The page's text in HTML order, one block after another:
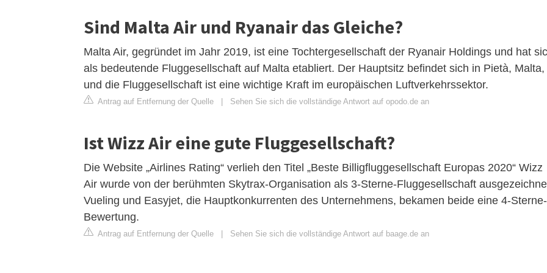
Sind Malta Air und Ryanair das Gleiche?
Malta Air, gegründet im Jahr 2019, ist eine Tochtergesellschaft der Ryanair Holdings und hat
als bedeutende Fluggesellschaft auf Malta etabliert. Der Hauptsitz befindet sich in Pietà, Malta,
und die Fluggesellschaft ist eine wichtige Kraft im europäischen Luftverkehrssektor.
Antrag auf Entfernung der Quelle | Sehen Sie sich die vollständige Antwort auf opodo.de an
Ist Wizz Air eine gute Fluggesellschaft?
Die Website „Airlines Rating“ verlieh den Titel „Beste Billigfluggesellschaft Europas 2020“ Wizz
Air wurde von der berühmten Skytrax-Organisation als 3-Sterne-Fluggesellschaft
Vueling und Easyjet, die Hauptkonkurrenten des Unternehmens, bekamen beide eine 4-Sterne-
Bewertung.
Antrag auf Entfernung der Quelle | Sehen Sie sich die vollständige Antwort auf baage.de an